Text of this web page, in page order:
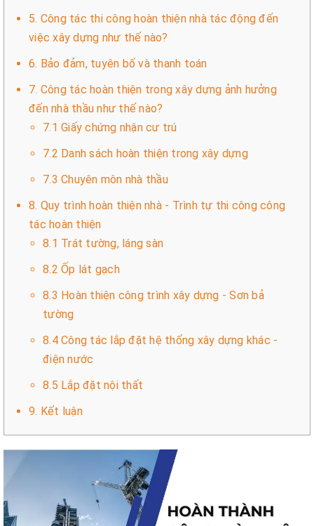
5. Công tác thi công hoàn thiện nhà tác động đến
việc xây dựng như thế nào?
6. Bảo đảm, tuyên bố và thanh toán
7. Công tác hoàn thiện trong xây dựng ảnh hưởng
đến nhà thầu như thế nào?
7.1 Giấy chứng nhận cư trú
7.2 Danh sách hoàn thiện trong xây dựng
7.3 Chuyên môn nhà thầu
8. Quy trình hoàn thiện nhà - Trình tự thi công công
tác hoàn thiện
8.1 Trát tường, láng sàn
8.2 Ốp lát gạch
8.3 Hoàn thiện công trình xây dựng - Sơn bả
tường
8.4 Công tác lắp đặt hệ thống xây dựng khác -
điện nước
8.5 Lắp đặt nội thất
9. Kết luận